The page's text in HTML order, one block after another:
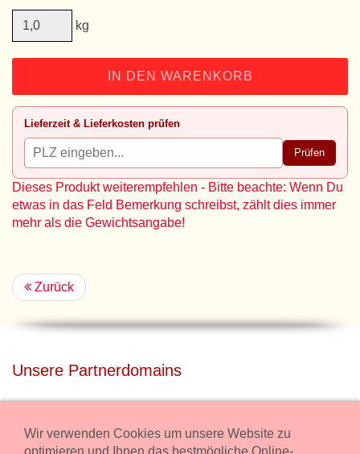
kg
IN DEN WARENKORB
Lieferzeit & Lieferkosten prüfen
Prüfen
Dieses Produkt weiterempfehlen - Bitte beachte: Wenn Du
etwas in das Feld Bemerkung schreibst, zählt dies immer
mehr als die Gewichtsangabe!
Zurück
Unsere Partnerdomains
Miete unser Haus bei Wiener Neustadt für Deine Party mit
Übernachtung.
Wir verwenden Cookies um unsere Website zu
optimieren und Ihnen das bestmögliche Online-